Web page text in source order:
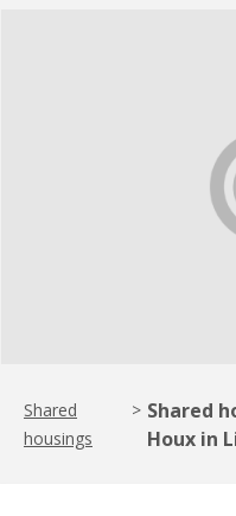
Shared
housings
> Shared
Houx in